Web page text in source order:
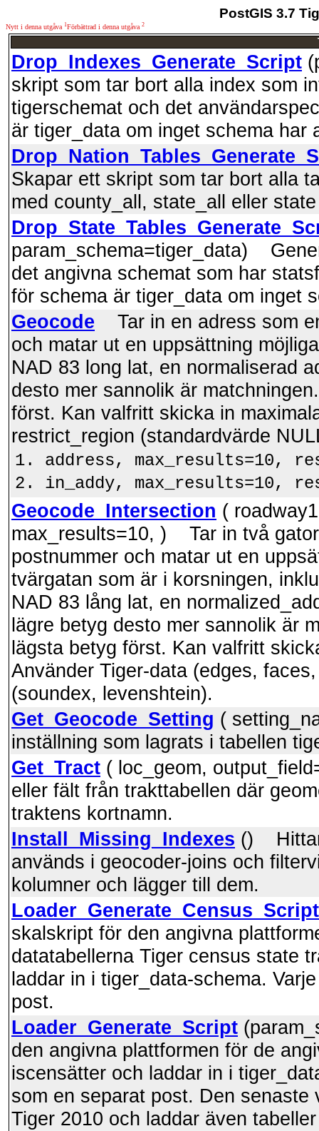
PostGIS 3.7
Nytt i denna utgåva 1Förbättrad i denna utgåva 2
Drop_Indexes_Generate_Script
skript som tar bort alla index som
tigerschemat och det
är tiger_data om inget schema har
Skapar ett skript som tar bort alla
med county_all, state_all eller
param_schema=tiger_data)
det angivna schemat som har
för schema är tiger_data om inget
Geocode Tar in en adress som
och matar ut en uppsättning
NAD 83 long lat, en normaliserad
desto mer sannolik är
först. Kan valfritt skicka in
restrict_region (standardvärde
address, max_results=10,
in_addy, max_results=10,
Geocode_Intersection (
max_results=10, ) Tar in två
postnummer och matar ut en
tvärgatan som är i korsningen,
NAD 83 lång lat, en
lägre betyg desto mer sannolik är
lägsta betyg först. Kan valfritt
Använder Tiger-data (edges,
(soundex, levenshtein).
Get_Geocode_Setting (
inställning som lagrats i tabellen
Get_Tract ( loc_geom,
eller fält från trakttabellen där
traktens kortnamn.
Install_Missing_Indexes () Hittar
används i geocoder-joins och
kolumner och lägger till dem.
Loader_Generate_Census_Script
skalskript för den angivna
datatabellerna Tiger census state
laddar in i tiger_data-schema.
post.
Loader_Generate_Script
den angivna plattformen för de
iscensätter och laddar in i
som en separat post. Den
Tiger 2010 och laddar även